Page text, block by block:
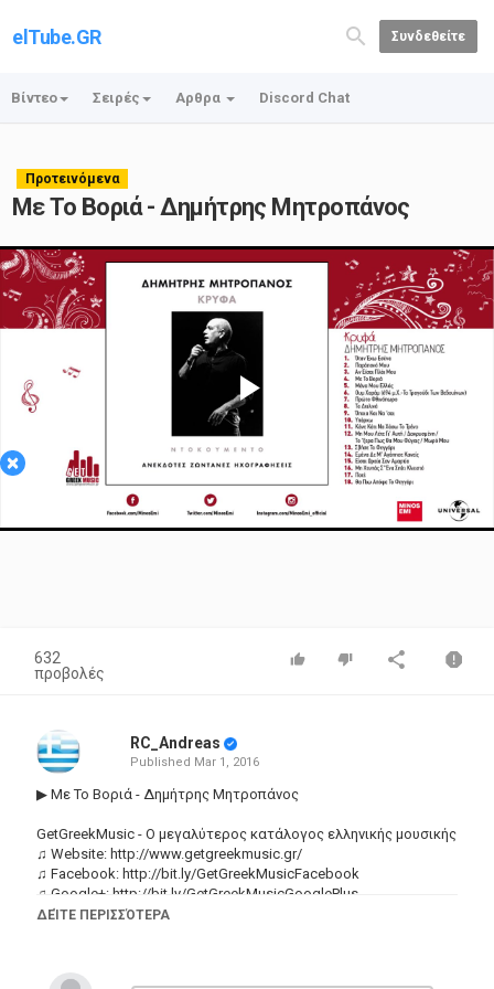
elTube.GR Συνδεθείτε
Βίντεο Σειρές Αρθρα Discord Chat
Προτεινόμενα
Με Το Βοριά - Δημήτρης Μητροπάνος
×
Play
Video
632
προβολές
RC_Andreas
Published Mar 1, 2016
▶ Με Το Βοριά - Δημήτρης Μητροπάνος
GetGreekMusic - Ο μεγαλύτερος κατάλογος ελληνικής μουσικής
♫ Website: http://www.getgreekmusic.gr/
♫ Facebook: http://bit.ly/GetGreekMusicFacebook
♫ Google+: http://bit.ly/GetGreekMusicGooglePlus
♫ Twitter:http://bit.ly/GetGreekMusicTwitter
ΔΕΊΤΕ ΠΕΡΙΣΣΌΤΕΡΑ